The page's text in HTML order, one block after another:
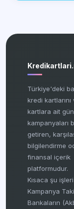
Türkiye'deki
kredi kartlarını
kartlara ait
kampanyaları
getiren,
bilgilendirme
finansal içerik
platformudur.
Kısaca şu
Kampanya
Bankaların